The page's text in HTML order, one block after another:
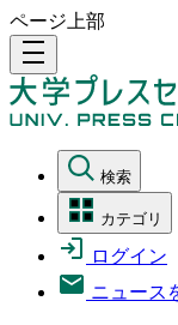
ページ上部
density_medium
検索
カテゴリ
ログイン
ニュース